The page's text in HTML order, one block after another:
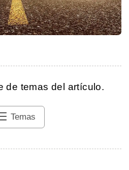
de temas del artículo.
Temas